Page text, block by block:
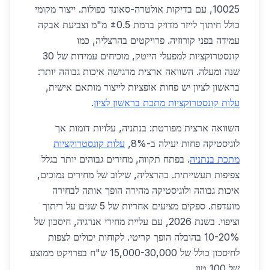
10025, עם בדיקות אולטרה-סאונד כפולות. ייצור מקומי
כולל חיתוך לייזר מדויק ברמת ±0.5 מ"מ וצביעת אבקה
עמידה בפני קורוזיה. פרויקטים בהרצליה, כמו
קונסטרוקציות למפעלי הייטק, מוכיחים עמידות של 30
שנה ומעלה. השוואה ארצית מדגישה איכות גבוהה יותר:
בראשון לציון יש פחות אופציות לייצור מותאם אישית,
עלות קונסטרוקציות מתכת בראשון לציון.
השוואה ארצית מפורטת: בנתניה, עלויות דומות אך
לוגיסטיקה פחות יעילה ב-8%,
עלות קונסטרוקציות
מתכת בנתניה. בפתח תקווה, מחירים גבוהים יותר בגלל
צפיפות תעשייתית. בהרצליה, שילוב של מחירים נמוכים,
איכות גבוהה ולוגיסטיקה מהירה הופך אותה לבחירה
מועדפת. ספקים מציעים אחריות של 5 שנים על ריתוך
וציפוי. בשנת 2026, עם עליית מחירי אנרגיה, חיסכון של
10-20% בהובלה הופך קריטי. לקוחות יכולים לצפות
לחיסכון כולל של 15,000-30,000 ש"ח בפרויקט ממוצע